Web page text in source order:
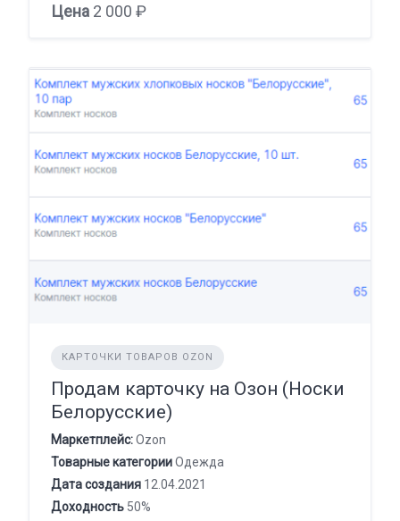
Цена 2 000 ₽
КАРТОЧКИ ТОВАРОВ OZON
Продам карточку на Озон (Носки
Белорусские)
Маркетплейс:Ozon
Товарные категорииОдежда
Дата создания 12.04.2021
Доходность 50%